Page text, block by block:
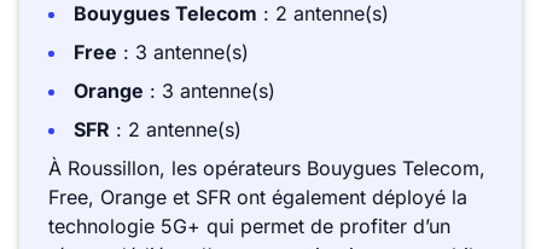
Bouygues Telecom : 2 antenne(s)
Free : 3 antenne(s)
Orange : 3 antenne(s)
SFR : 2 antenne(s)
À Roussillon, les opérateurs Bouygues Telecom,
Free, Orange et SFR ont également déployé la
technologie 5G+ qui permet de profiter d’un